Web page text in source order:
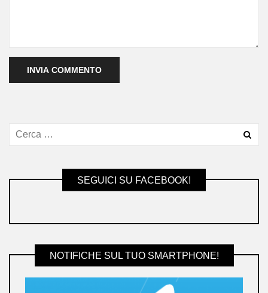
SEGUICI SU FACEBOOK!
NOTIFICHE SUL TUO SMARTPHONE!